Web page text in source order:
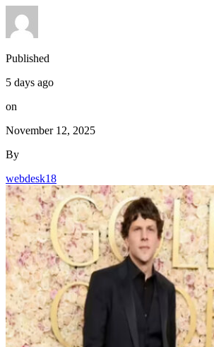
Published
5 days ago
on
November 12, 2025
By
webdesk18